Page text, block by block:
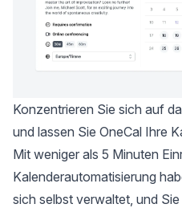
Konzentrieren Sie sich auf
und lassen Sie OneCal Ihre
Mit weniger als 5 Minuten
Kalenderautomatisierung
sich selbst verwaltet, und